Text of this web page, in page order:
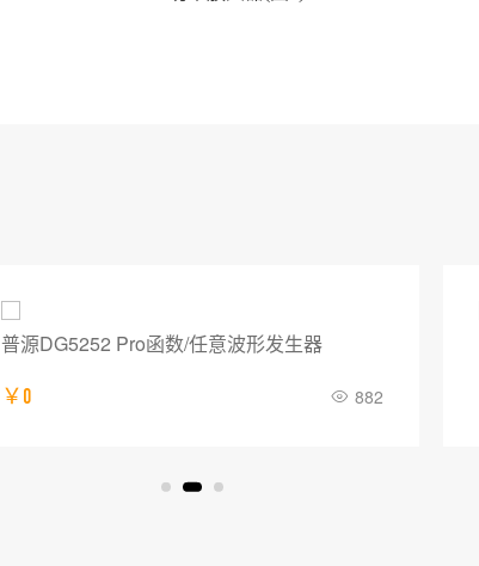
普源DG5252 Pro函数/任意波形发生器
￥0 882